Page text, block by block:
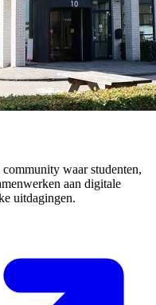
waar studenten,
aan digitale
uitdagingen.